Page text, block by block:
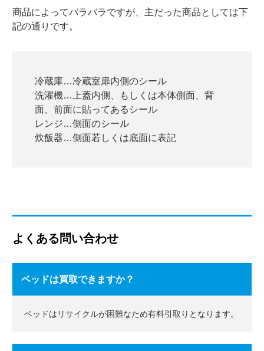
商品によってバラバラですが、主だった商品としては下
記の通りです。
冷蔵庫…冷蔵室扉内側のシール
洗濯機…上蓋内側、もしくは本体側面、背
面、前面に貼ってあるシール
レンジ…側面のシール
炊飯器…側面若しくは底面に表記
よくある問い合わせ
ベッドは買取できますか？
ベッドはリサイクルが困難なため有料引取りとなります。